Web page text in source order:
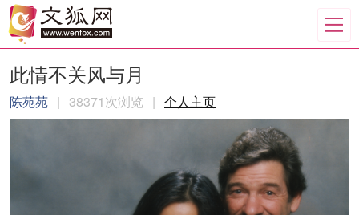
此情不关风与月
陈苑苑 | 38371次浏览 | 个人主页